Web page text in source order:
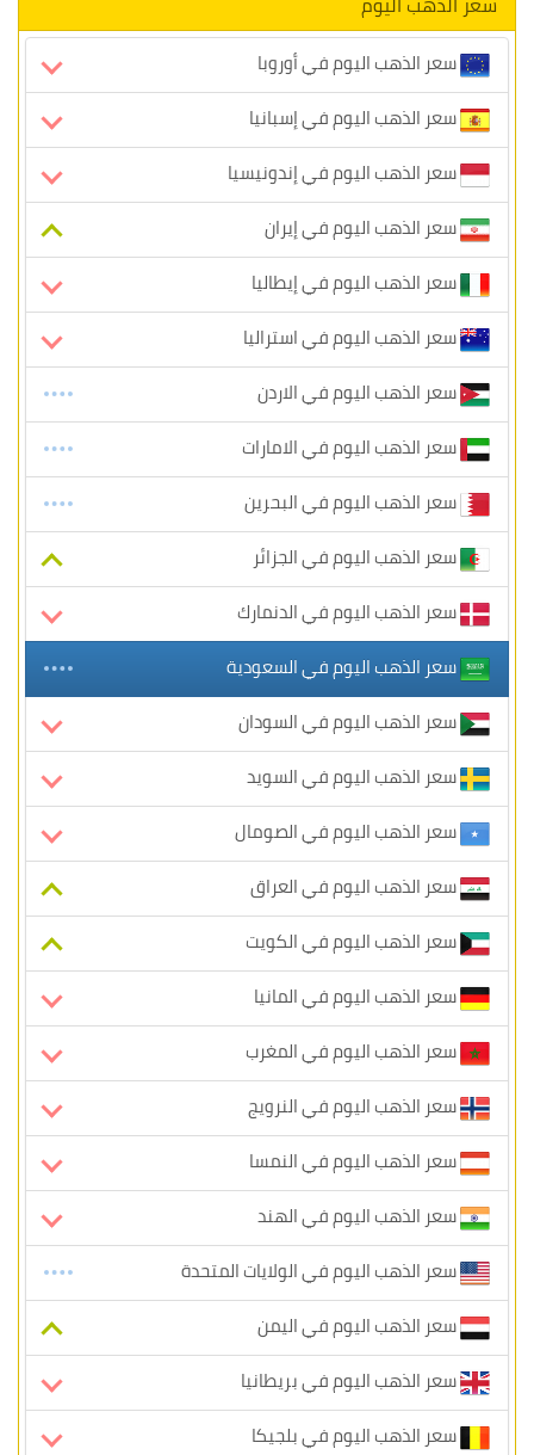
سعر الذهب اليوم في أوروبا
سعر الذهب اليوم في إسبانيا
سعر الذهب اليوم في إندونيسيا
سعر الذهب اليوم في إيران
سعر الذهب اليوم في إيطاليا
سعر الذهب اليوم في استراليا
سعر الذهب اليوم في الاردن
سعر الذهب اليوم في الامارات
سعر الذهب اليوم في البحرين
سعر الذهب اليوم في الجزائر
سعر الذهب اليوم في الدنمارك
سعر الذهب اليوم في السعودية
سعر الذهب اليوم في السودان
سعر الذهب اليوم في السويد
سعر الذهب اليوم في الصومال
سعر الذهب اليوم في العراق
سعر الذهب اليوم في الكويت
سعر الذهب اليوم في المانيا
سعر الذهب اليوم في المغرب
سعر الذهب اليوم في النرويج
سعر الذهب اليوم في النمسا
سعر الذهب اليوم في الهند
سعر الذهب اليوم في الولايات المتحدة
سعر الذهب اليوم في اليمن
سعر الذهب اليوم في بريطانيا
سعر الذهب اليوم في بلجيكا